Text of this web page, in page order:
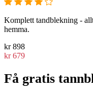
Komplett tandblekning -
hemma.
kr 898
kr 679
Få gratis